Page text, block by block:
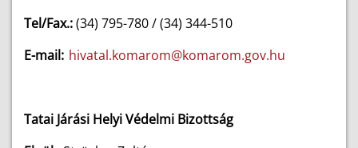
Tel/Fax.:(34) 795-780 / (34) 344-510
E-mail: hivatal.komarom@komarom.gov.hu
Tatai Járási Helyi Védelmi Bizottság